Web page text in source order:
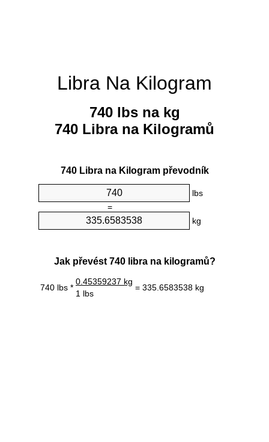
Libra Na Kilogram
740 lbs na kg
740 Libra na Kilogramů
740 Libra na Kilogram převodník
lbs
=
kg
Jak převést 740 libra na kilogramů?
740 lbs *
0.45359237 kg
= 335.6583538 kg
1 lbs